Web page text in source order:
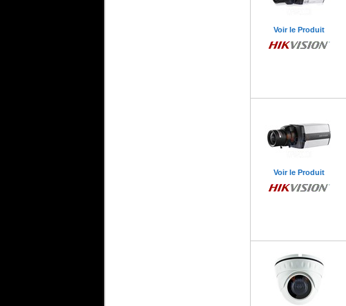
Voir le Produit
Voir le Produit